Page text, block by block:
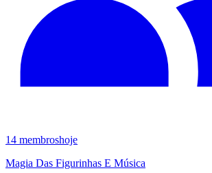
14 membroshoje
Magia Das Figurinhas E Música